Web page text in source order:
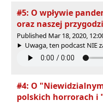
#5: O wpływie
oraz naszej
Published Mar 18, 2020,
Uwaga, ten podcast NIE
#4: O
polskich horrorach i